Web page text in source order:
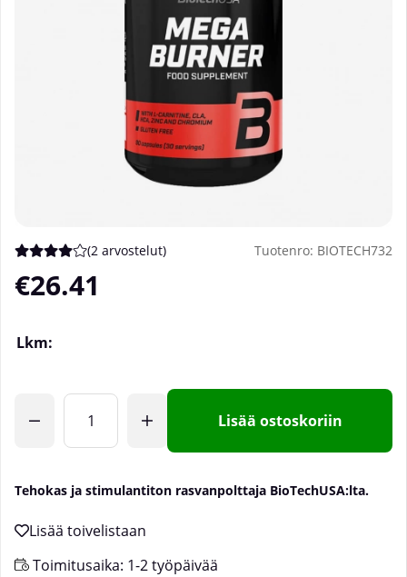
Keskiarvoluokitus 4 / 5 Arvioiden määrä 2
(2 arvostelut) Tuotenro: BIOTECH732
€26.41
Lkm:
Lisää ostoskoriin
Tehokas ja stimulantiton rasvanpolttaja BioTechUSA:lta.
Toimitusaika: 1-2 työpäivää